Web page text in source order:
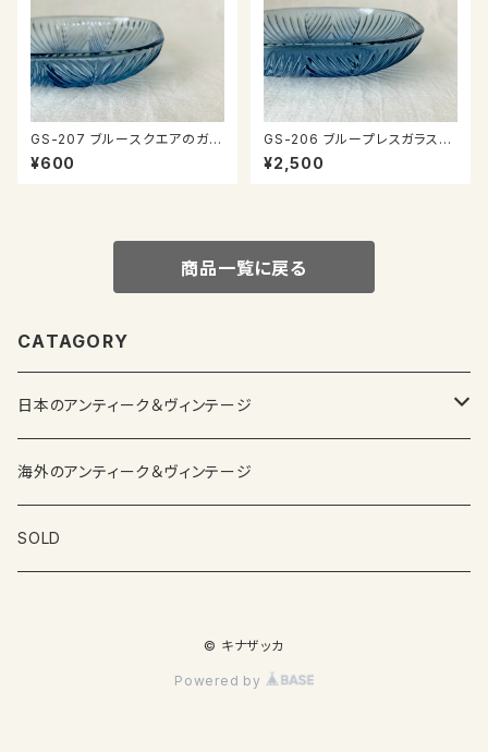
GS-207 ブルースクエアのガラ
ス器
¥600
GS-206 ブループレスガラスの
器
¥2,500
商品一覧に戻る
CATAGORY
日本のアンティーク＆ヴィンテージ
カップ＆ソーサー
ガラス製品
海外のアンティーク＆ヴィンテージ
SOLD
© キナザッカ
Powered by